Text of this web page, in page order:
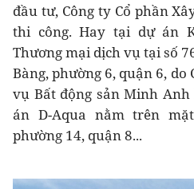
đầu tư, Công ty Cổ phần
thi công. Hay tại dự án
Thương mại dịch vụ tại số
Bàng, phường 6, quận 6, do
vụ Bất động sản Minh
án D-Aqua nằm trên
phường 14, quận 8...